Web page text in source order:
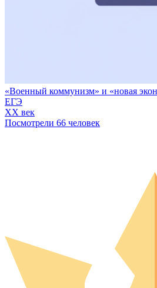
«Военный коммунизм» и «новая
ЕГЭ
XX век
Посмотрели 66 человек